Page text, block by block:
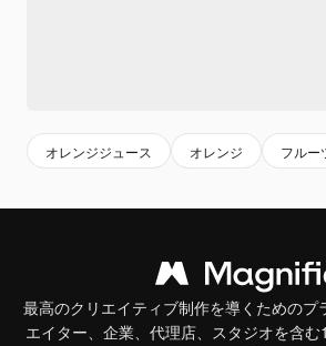
オレンジジュース オレンジ フルー
最高のクリエイティブ制作を導くためのプ
エイター、企業、代理店、スタジオを含